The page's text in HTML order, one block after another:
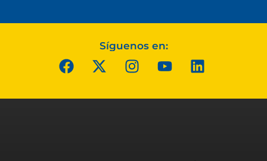
Síguenos en: